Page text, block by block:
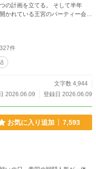
立てる。 そして半年
かれている王宮のパーティー会
ティシアを断罪する声が響き渡っ
全て計画通り。と。
件
文字数 4,944
2026.06.09
登録日 2026.06.09
お気に入り追加 7,593